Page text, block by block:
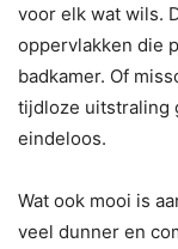
voor elk wat wils.
oppervlakken die
badkamer. Of
tijdloze uitstraling
eindeloos.
Wat ook mooi is
veel dunner en